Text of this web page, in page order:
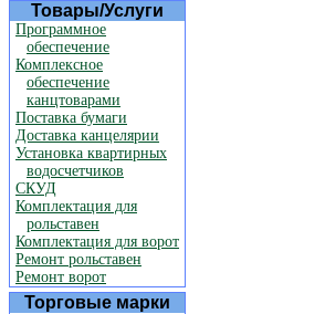
Товары/Услуги
Программное
обеспечение
Комплексное
обеспечение
канцтоварами
Поставка бумаги
Доставка канцелярии
Установка квартирных
водосчетчиков
СКУД
Комплектация для
рольставен
Комплектация для ворот
Ремонт рольставен
Ремонт ворот
Торговые марки